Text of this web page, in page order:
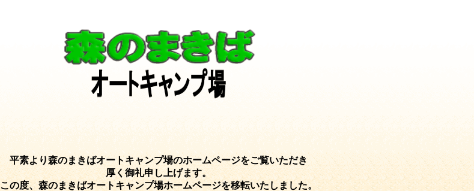
平素より森のまきばオートキャンプ場のホームページをご覧いただき
厚く御礼申し上げます。
この度、森のまきばオートキャンプ場ホームページを移転いたしました。